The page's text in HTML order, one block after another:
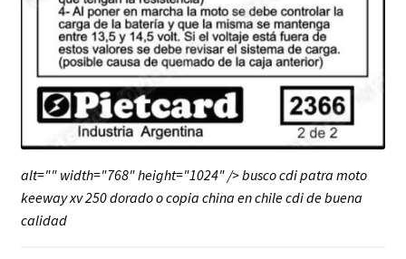
alt="" width="768" height="1024" /> busco cdi patra moto
keeway xv 250 dorado o copia china en chile cdi de buena
calidad